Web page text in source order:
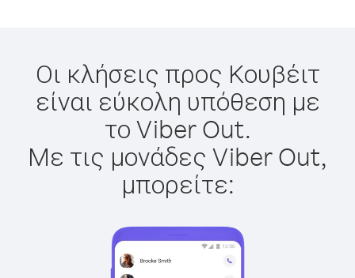
Οι κλήσεις προς Κουβέιτ
είναι εύκολη υπόθεση με
το Viber Out.
Με τις μονάδες Viber Out,
μπορείτε: